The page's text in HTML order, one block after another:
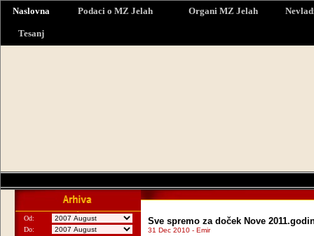
Naslovna Podaci o MZ Jelah Organi MZ Jelah
Tesanj
Od:
Do:
Sve spremo za doček Nove
31 Dec 2010 - Emir